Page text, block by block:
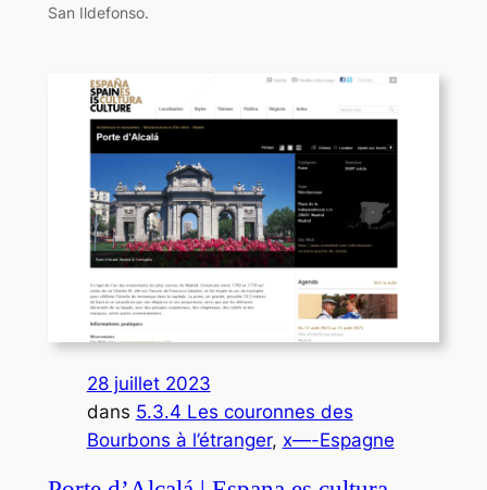
San Ildefonso.
28 juillet 2023
dans 5.3.4 Les couronnes des
Bourbons à l’étranger, x—-Espagne